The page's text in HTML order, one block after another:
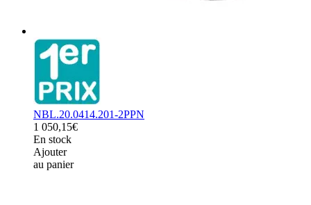
NBL.20.0414.201-2PPN
1 050,15€
En stock
Ajouter
au panier